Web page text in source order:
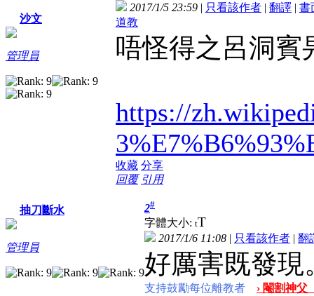
沙文
管理員
2017/1/5 23:59 | 只看該作者 | 翻譯 | 書
道教
唔怪得之呂洞賓
https://
收藏 分享
回覆 引用
抽刀斷水
管理員
2#
字體大小: tT
2017/1/6 11:08 | 只看該作者 | 翻
好厲害既發現
支持鼓勵每位離教者
› 閹割神